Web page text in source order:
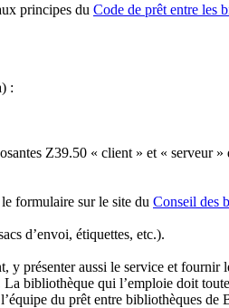
principes du Code de prêt entre les
:
Z39.50 « client » et « serveur
formulaire sur le site du Conseil des
d’envoi, étiquettes, etc.).
y présenter aussi le service et
bibliothèque qui l’emploie doit
du prêt entre bibliothèques de